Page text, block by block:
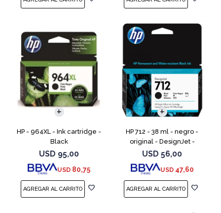
HP - 964XL - Ink cartridge -
Black
USD 95,00
USD 80,75
HP 712 - 38 ml - negro -
original - DesignJet -
cartucho de tinta - para
DesignJet Studio, T210, T230,
T250, T630, T650
USD 56,00
USD 47,60